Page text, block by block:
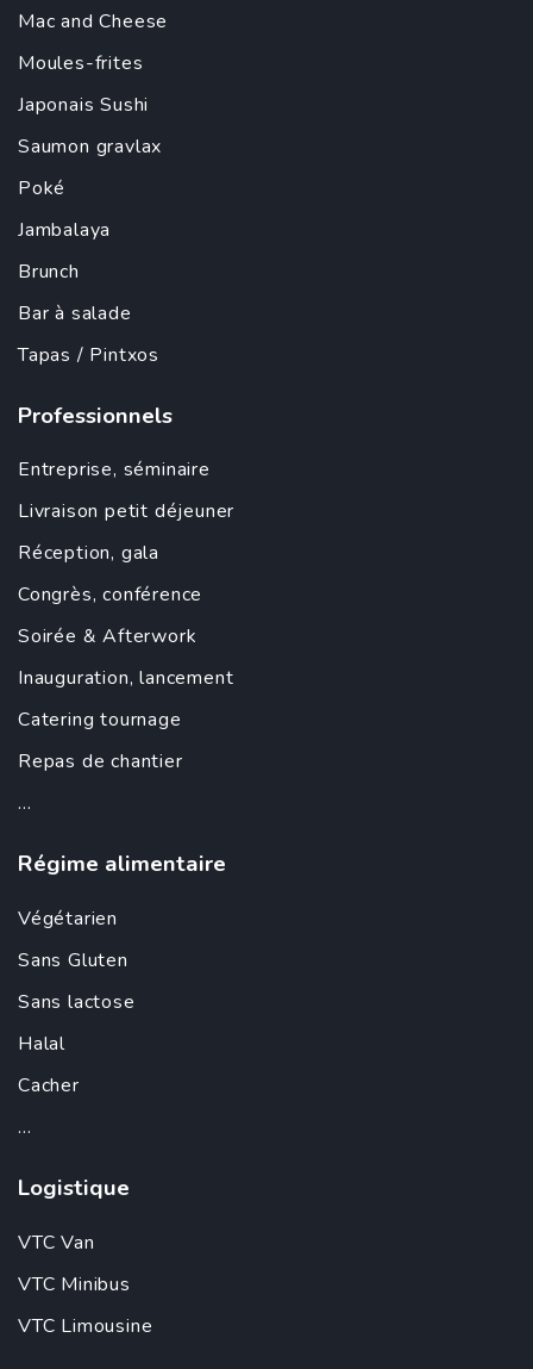
Mac and Cheese
Moules-frites
JaponaisSushi
Saumon gravlax
Poké
Jambalaya
Brunch
Bar à salade
Tapas / Pintxos
Professionnels
Entreprise, séminaire
Livraison petit déjeuner
Réception, gala
Congrès, conférence
Soirée &Afterwork
Inauguration,lancement
Catering tournage
Repas de chantier
...
Régime alimentaire
Végétarien
Sans Gluten
Sans lactose
Halal
Cacher
...
Logistique
VTC Van
VTC Minibus
VTC Limousine